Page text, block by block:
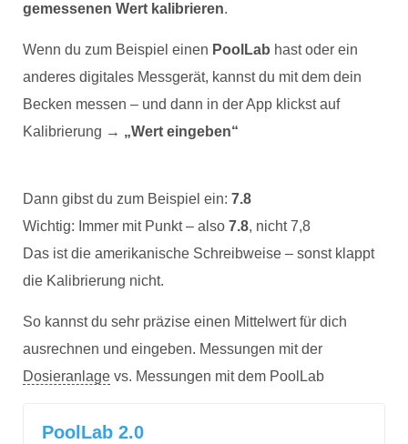
gemessenen Wert kalibrieren.
Wenn du zum Beispiel einen PoolLab hast oder ein
anderes digitales Messgerät, kannst du mit dem dein
Becken messen – und dann in der App klickst auf
Kalibrierung → „Wert eingeben“
Dann gibst du zum Beispiel ein: 7.8
Wichtig: Immer mit Punkt – also 7.8, nicht 7,8
Das ist die amerikanische Schreibweise – sonst klappt
die Kalibrierung nicht.
So kannst du sehr präzise einen Mittelwert für dich
ausrechnen und eingeben. Messungen mit der
Dosieranlage vs. Messungen mit dem PoolLab
PoolLab 2.0